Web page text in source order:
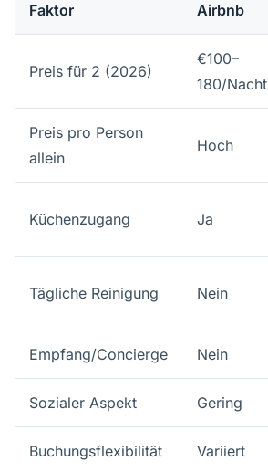
Faktor Airbnb
Preis für 2 (2026)
€100–
180/Nacht
Preis pro Person
allein
Hoch
Küchenzugang Ja
Tägliche Reinigung Nein
Empfang/Concierge Nein
Sozialer Aspekt Gering
Buchungsflexibilität Variiert